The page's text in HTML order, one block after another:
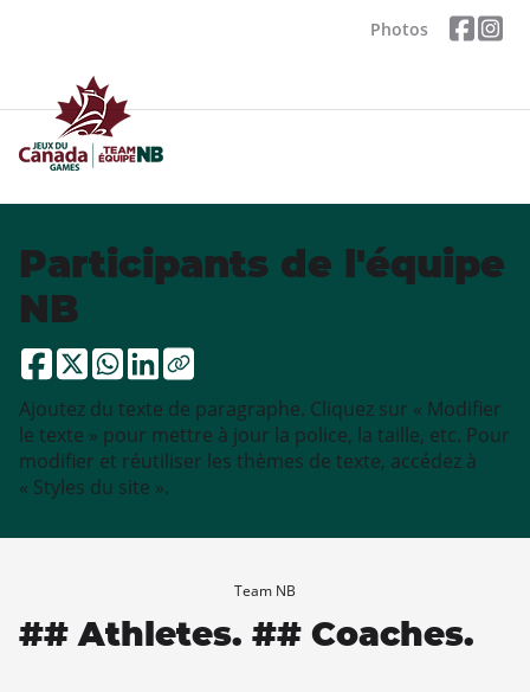
Photos
Participants de l'équipe
NB
Ajoutez du texte de paragraphe. Cliquez sur « Modifier
le texte » pour mettre à jour la police, la taille, etc. Pour
modifier et réutiliser les thèmes de texte, accédez à
« Styles du site ».
Team NB
## Athletes. ## Coaches.